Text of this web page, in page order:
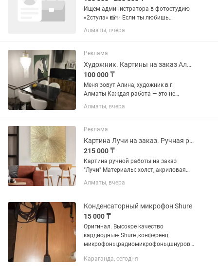
Ищем администратора в фотостудию
«2стула» 📸✨ Если ты любишь
красивое пространство, общение с
людьми и хочешь работать в
Что нужно делать: — Встречать
клиентов и...
Алматы, вчера
Реклама
Художник. Картины на заказ Алматы. Ручная работа
100 000 ₸
Меня зовут Алина, художник в г.
Алматы Каждая работа — это не
просто изображение. Это отклик на
вашу историю, ваш характер, ваше
по всему Казахстану: в...
Алматы, вчера
Реклама
Картина Лучи на заказ. Ручная работа, текстурная паста, поталь
215 000 ₸
Картина ручной работы на заказ
"Лучи" Материалы: холст, акриловая
краска, текстурная паста, поталь
(золото), лак Сроки изготовления - от 5
студийная -...
Алматы, вчера
Конденсаторный микрофон Shure
15 000 ₸
Оригинал. Высокое качество
кардиодные- Shure ,конференц
микрофоны,радиомикрофоны,шнуровы
Караганда, сегодня